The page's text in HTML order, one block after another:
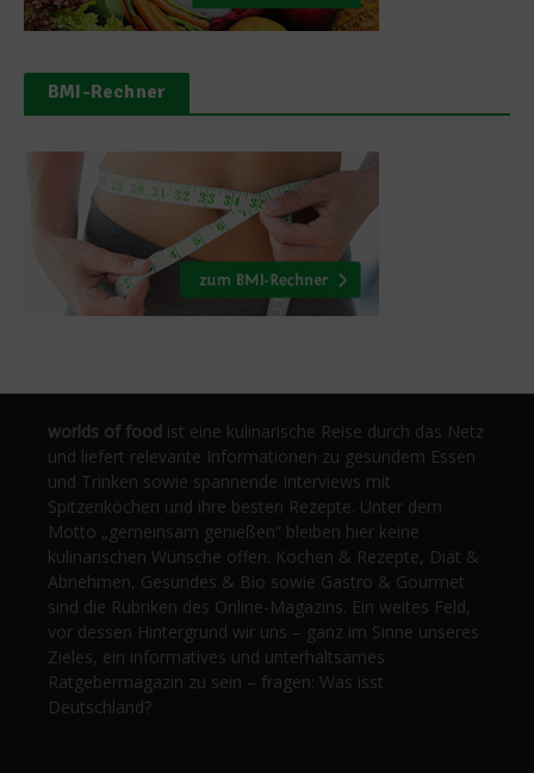
BMI-Rechner
worlds of food ist eine kulinarische Reise durch das Netz
und liefert relevante Informationen zu gesundem Essen
und Trinken sowie spannende Interviews mit
Spitzenköchen und ihre besten Rezepte. Unter dem
Motto „gemeinsam genießen“ bleiben hier keine
kulinarischen Wünsche offen. Kochen & Rezepte, Diät &
Abnehmen, Gesundes & Bio sowie Gastro & Gourmet
sind die Rubriken des Online-Magazins. Ein weites Feld,
vor dessen Hintergrund wir uns – ganz im Sinne unseres
Zieles, ein informatives und unterhaltsames
Ratgebermagazin zu sein – fragen: Was isst
Deutschland?